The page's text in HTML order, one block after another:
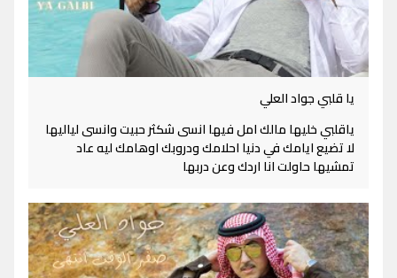
يا قلبي جواد العلي
ياقلبي خليها مالك امل فيها انسى شكثر حبيت وانسى لياليها
لا تضيع ايامك في دنيا احلامك ودروبك اوهامك ليه عاد
تمشيها حاولت انا اردك وعن دربها